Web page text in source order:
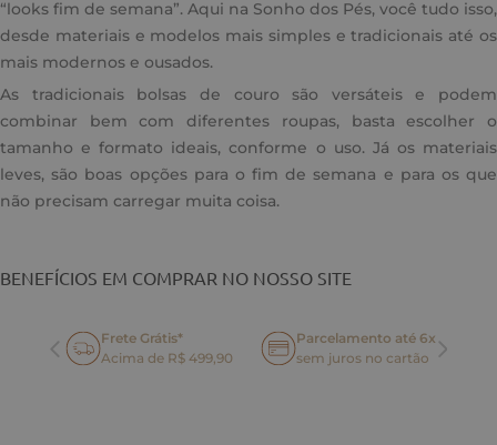
“looks fim de semana”. Aqui na Sonho dos Pés, você tudo isso,
desde materiais e modelos mais simples e tradicionais até os
mais modernos e ousados.
As tradicionais bolsas de couro são versáteis e podem
combinar bem com diferentes roupas, basta escolher o
tamanho e formato ideais, conforme o uso. Já os materiais
leves, são boas opções para o fim de semana e para os que
não precisam carregar muita coisa.
BENEFÍCIOS EM COMPRAR NO NOSSO SITE
Frete Grátis*
Acima de R$ 499,90
Parcelamento até 6x
sem juros no cartão